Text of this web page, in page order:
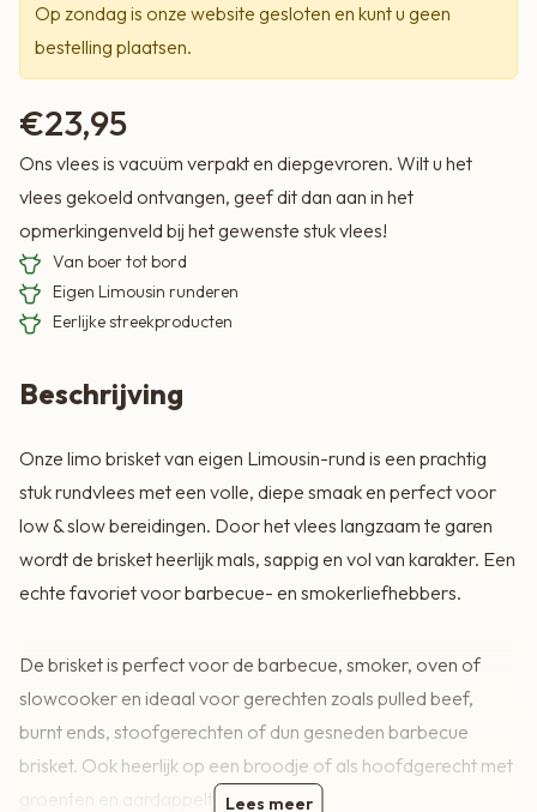
Op zondag is onze website gesloten en kunt u geen
bestelling plaatsen.
€23,95
Ons vlees is vacuüm verpakt en diepgevroren. Wilt u het
vlees gekoeld ontvangen, geef dit dan aan in het
opmerkingenveld bij het gewenste stuk vlees!
Van boer tot bord
Eigen Limousin runderen
Eerlijke streekproducten
Beschrijving
Onze limo brisket van eigen Limousin-rund is een prachtig
stuk rundvlees met een volle, diepe smaak en perfect voor
low & slow bereidingen. Door het vlees langzaam te garen
wordt de brisket heerlijk mals, sappig en vol van karakter. Een
echte favoriet voor barbecue- en smokerliefhebbers.
De brisket is perfect voor de barbecue, smoker, oven of
slowcooker en ideaal voor gerechten zoals pulled beef,
burnt ends, stoofgerechten of dun gesneden barbecue
brisket. Ook heerlijk op een broodje of als hoofdgerecht met
groenten en aardappeltjes.Lees meer